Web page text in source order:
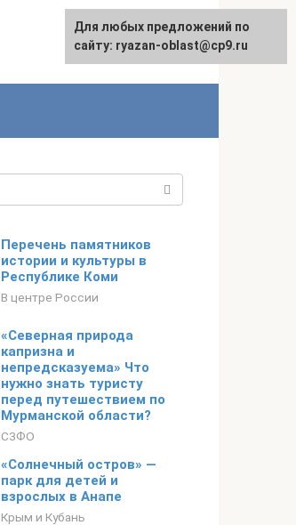
Перечень памятников
истории и культуры в
Республике Коми
В центре России
«Северная природа
капризна и
непредсказуема» Что
нужно знать туристу
перед путешествием по
Мурманской области?
СЗФО
«Солнечный остров» —
парк для детей и
взрослых в Анапе
Крым и Кубань
Для любых предложений по
сайту: ryazan-oblast@cp9.ru